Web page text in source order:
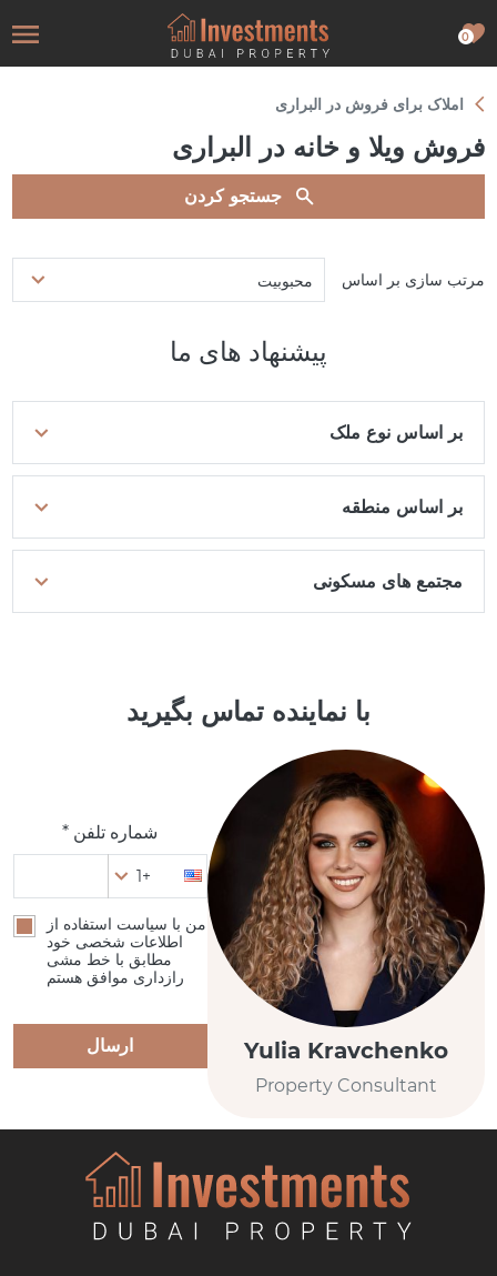
0
املاک برای فروش در البراری
فروش ویلا و خانه در البراری
جستجو کردن
مرتب سازی بر اساس محبوبیت
پیشنهاد های ما
بر اساس نوع ملک
بر اساس منطقه
مجتمع های مسکونی
با نماینده تماس بگیرید
Yulia Kravchenko
Property Consultant
شماره تلفن *
+1
من با سیاست استفاده از
اطلاعات شخصی خود
مطابق با خط مشی
رازداری موافق هستم
ارسال